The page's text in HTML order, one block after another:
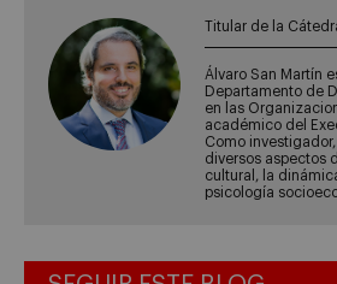
Titular de la
Álvaro San Martín
Departamento de
en las
académico del
Como
diversos aspectos
cultural, la
psicología